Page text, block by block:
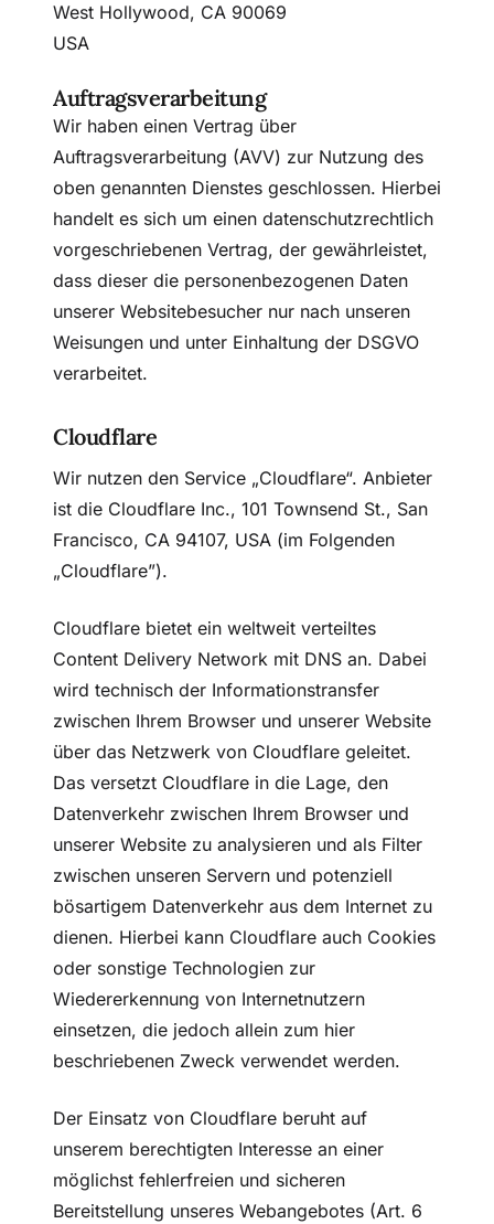
West Hollywood, CA 90069
USA
Auftragsverarbeitung
Wir haben einen Vertrag über
Auftragsverarbeitung (AVV) zur Nutzung des
oben genannten Dienstes geschlossen. Hierbei
handelt es sich um einen datenschutzrechtlich
vorgeschriebenen Vertrag, der gewährleistet,
dass dieser die personenbezogenen Daten
unserer Websitebesucher nur nach unseren
Weisungen und unter Einhaltung der DSGVO
verarbeitet.
Cloudflare
Wir nutzen den Service „Cloudflare“. Anbieter
ist die Cloudflare Inc., 101 Townsend St., San
Francisco, CA 94107, USA (im Folgenden
„Cloudflare”).
Cloudflare bietet ein weltweit verteiltes
Content Delivery Network mit DNS an. Dabei
wird technisch der Informationstransfer
zwischen Ihrem Browser und unserer Website
über das Netzwerk von Cloudflare geleitet.
Das versetzt Cloudflare in die Lage, den
Datenverkehr zwischen Ihrem Browser und
unserer Website zu analysieren und als Filter
zwischen unseren Servern und potenziell
bösartigem Datenverkehr aus dem Internet zu
dienen. Hierbei kann Cloudflare auch Cookies
oder sonstige Technologien zur
Wiedererkennung von Internetnutzern
einsetzen, die jedoch allein zum hier
beschriebenen Zweck verwendet werden.
Der Einsatz von Cloudflare beruht auf
unserem berechtigten Interesse an einer
möglichst fehlerfreien und sicheren
Bereitstellung unseres Webangebotes (Art. 6